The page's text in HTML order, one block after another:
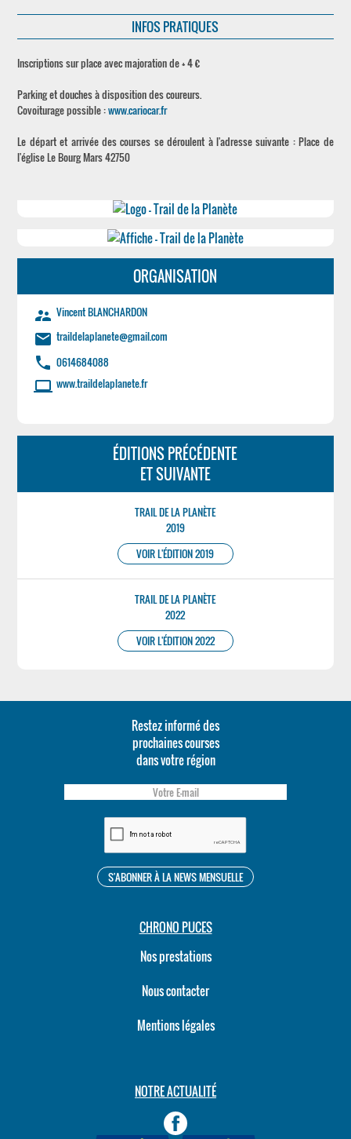
INFOS PRATIQUES
Inscriptions sur place avec majoration de + 4 €
Parking et douches à disposition des coureurs.
Covoiturage possible :www.cariocar.fr
Le départ et arrivée des courses se déroulent à l'adresse suivante : Place de
l'église Le Bourg Mars 42750
ORGANISATION
supervisor_account Vincent BLANCHARDON
email traildelaplanete@gmail.com
phone 0614684088
laptop www.traildelaplanete.fr
ÉDITIONS PRÉCÉDENTE
ET SUIVANTE
TRAIL DE LA PLANÈTE
2019
VOIR L'ÉDITION 2019
TRAIL DE LA PLANÈTE
2022
VOIR L'ÉDITION 2022
Restez informé des
prochaines courses
dans votre région
CHRONO PUCES
Nos prestations
Nous contacter
Mentions légales
NOTRE ACTUALITÉ